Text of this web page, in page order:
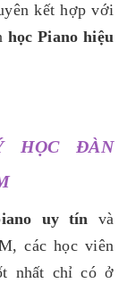
kết hợp với
học Piano hiệu
HỌC ĐÀN
uy tín và
các học viên
nhất chỉ có ở